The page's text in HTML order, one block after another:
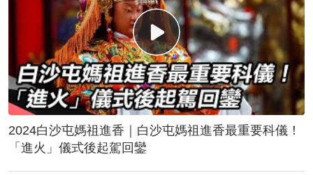
2024白沙屯媽祖進香｜白沙屯媽祖進香最重要科儀！
「進火」儀式後起駕回鑾